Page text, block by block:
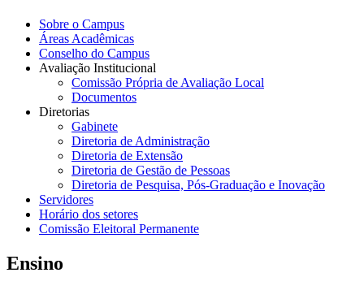
Sobre o Campus
Áreas Acadêmicas
Conselho do Campus
Avaliação Institucional
Comissão Própria de Avaliação Local
Documentos
Diretorias
Gabinete
Diretoria de Administração
Diretoria de Extensão
Diretoria de Gestão de Pessoas
Diretoria de Pesquisa, Pós-Graduação e Inovação
Servidores
Horário dos setores
Comissão Eleitoral Permanente
Ensino